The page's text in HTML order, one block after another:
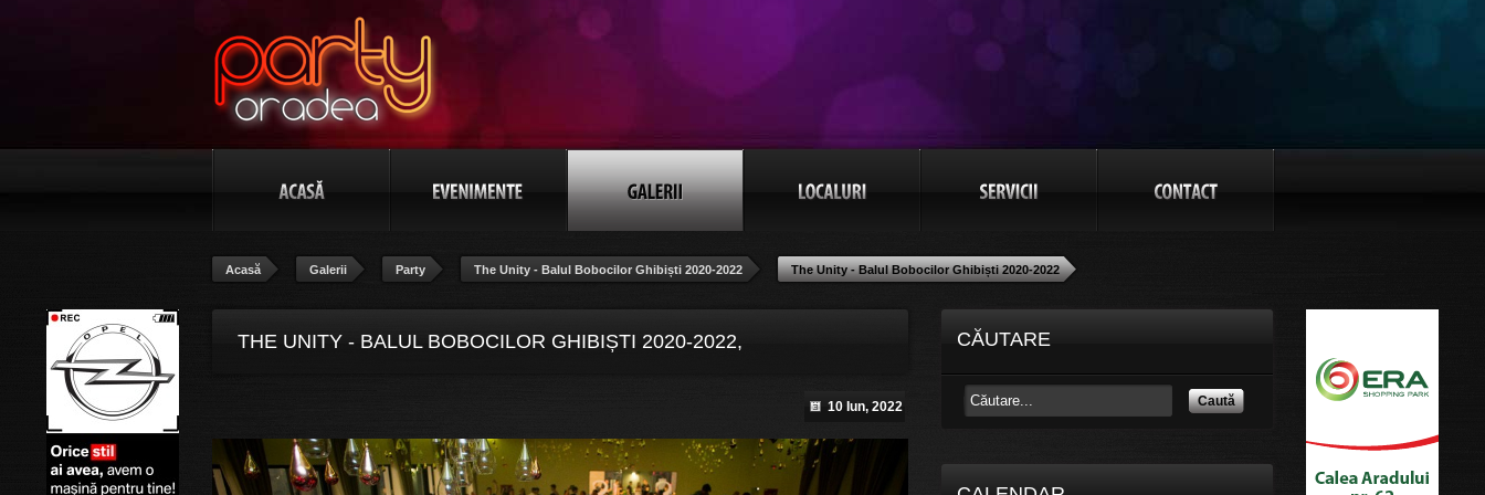
Acasă Galerii Party The Unity - Balul Bobocilor Ghibiști 2020-2022 The Unity - Balul Bobocilor Ghibiști 2020-2022
THE UNITY - BALUL BOBOCILOR GHIBIȘTI 2020-2022,
10 Iun, 2022
CĂUTARE
Caută